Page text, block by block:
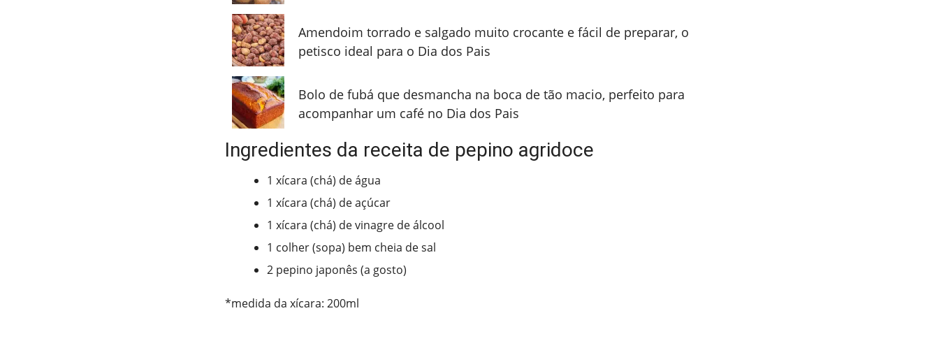
Amendoim torrado e salgado muito crocante e fácil de preparar, o
petisco ideal para o Dia dos Pais
Bolo de fubá que desmancha na boca de tão macio, perfeito para
acompanhar um café no Dia dos Pais
Ingredientes da receita de pepino agridoce
1 xícara (chá) de água
1 xícara (chá) de açúcar
1 xícara (chá) de vinagre de álcool
1 colher (sopa) bem cheia de sal
2 pepino japonês (a gosto)
*medida da xícara: 200ml